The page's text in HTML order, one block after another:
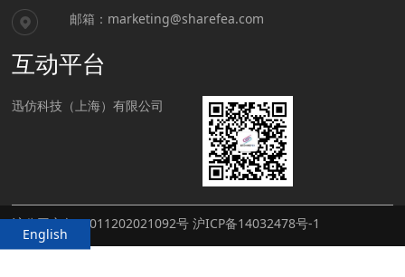
邮箱：marketing@sharefea.com
互动平台
迅仿科技（上海）有限公司
沪公网安备31011202021092号 沪ICP备14032478号-1
English